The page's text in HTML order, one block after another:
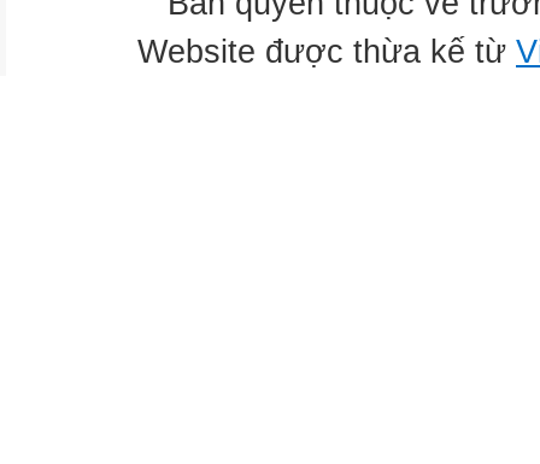
Website được thừa kế từ